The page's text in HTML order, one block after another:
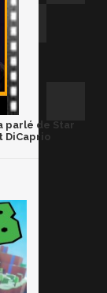
parlé de Star
DiCaprio